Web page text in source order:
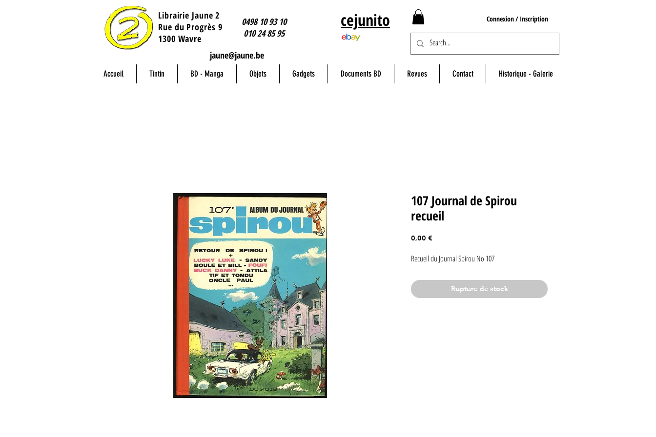
Librairie Jaune 2
​Rue du Progrès 9
1300 Wavre
0498 10 93 10
010 24 85 95
jaune@jaune.be
cejunito Connexion / Inscription
Accueil Tintin BD - Manga Objets Gadgets Documents BD Revues Contact Historique - Galerie
107 Journal de Spirou
recueil
0,00 €
Recueil du Journal Spirou No 107
Rupture de stock